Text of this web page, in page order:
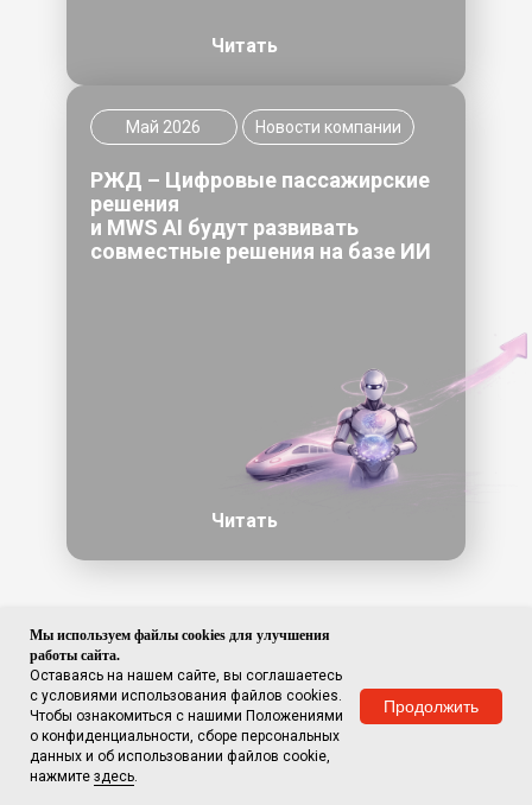
Читать
Читать
РЖД – Цифровые пассажирские
решения
и MWS AI будут развивать
совместные решения на базе ИИ
Новости компании
Май 2026
Мы используем файлы cookies для улучшения
работы сайта.
Оставаясь на нашем сайте, вы соглашаетесь
с условиями использования файлов cookies.
Чтобы ознакомиться с нашими Положениями
о конфиденциальности, сборе персональных
данных и об использовании файлов cookie,
нажмите здесь.
Продолжить